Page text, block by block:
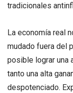
tradicionales
La economía real
mudado fuera del
posible lograr una
tanto una alta
despotenciado.